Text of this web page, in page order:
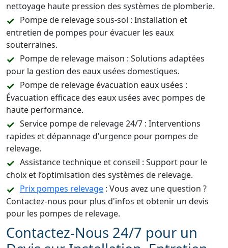
nettoyage haute pression des systèmes de plomberie.
Pompe de relevage sous-sol : Installation et
entretien de pompes pour évacuer les eaux
souterraines.
Pompe de relevage maison : Solutions adaptées
pour la gestion des eaux usées domestiques.
Pompe de relevage évacuation eaux usées :
Évacuation efficace des eaux usées avec pompes de
haute performance.
Service pompe de relevage 24/7 : Interventions
rapides et dépannage d'urgence pour pompes de
relevage.
Assistance technique et conseil : Support pour le
choix et l’optimisation des systèmes de relevage.
Prix pompes relevage : Vous avez une question ?
Contactez-nous pour plus d'infos et obtenir un devis
pour les pompes de relevage.
Contactez-Nous 24/7 pour un